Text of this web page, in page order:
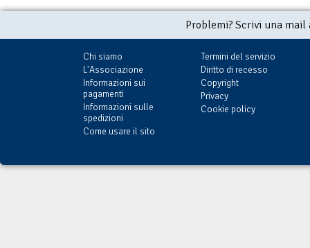
Problemi? Scrivi una
Chi siamo
L'Associazione
Informazioni sui
pagamenti
Informazioni sulle
spedizioni
Come usare il sito
Termini del servizio
Diritto di recesso
Copyright
Privacy
Cookie policy